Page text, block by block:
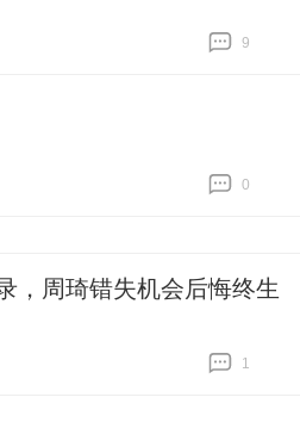
9
0
，周琦错失机会后悔终生
1